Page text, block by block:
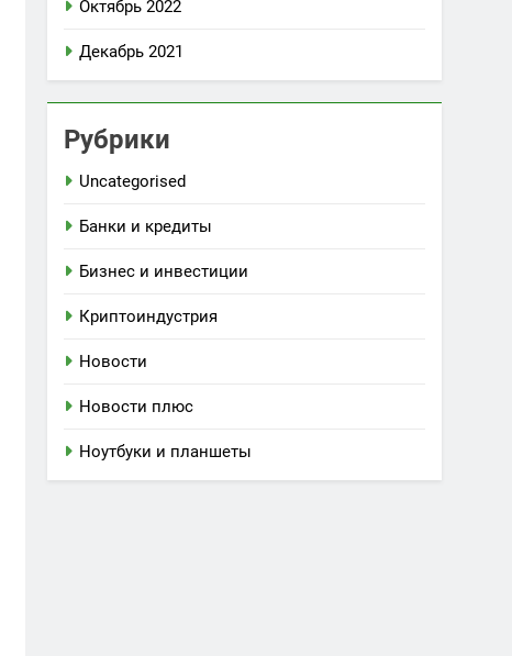
Октябрь 2022
Декабрь 2021
Рубрики
Uncategorised
Банки и кредиты
Бизнес и инвестиции
Криптоиндустрия
Новости
Новости плюс
Ноутбуки и планшеты